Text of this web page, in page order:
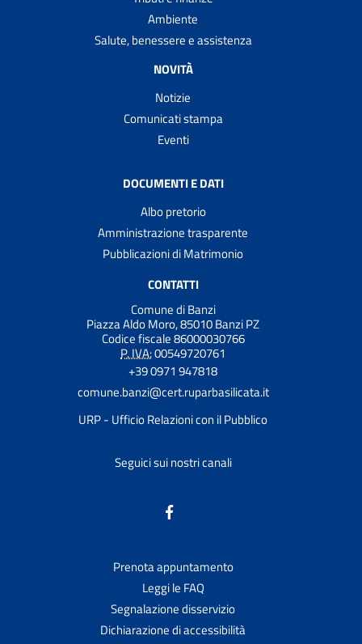
Ambiente
Salute, benessere e assistenza
NOVITÀ
Notizie
Comunicati stampa
Eventi
DOCUMENTI E DATI
Albo pretorio
Amministrazione trasparente
Pubblicazioni di Matrimonio
CONTATTI
Comune di Banzi
Piazza Aldo Moro, 85010 Banzi PZ
Codice fiscale 86000030766
P. IVA:00549720761
+39 0971 947818
comune.banzi@cert.ruparbasilicata.it
URP - Ufficio Relazioni con il Pubblico
Seguici sui nostri canali
Prenota appuntamento
Leggi le FAQ
Segnalazione disservizio
Dichiarazione di accessibilità